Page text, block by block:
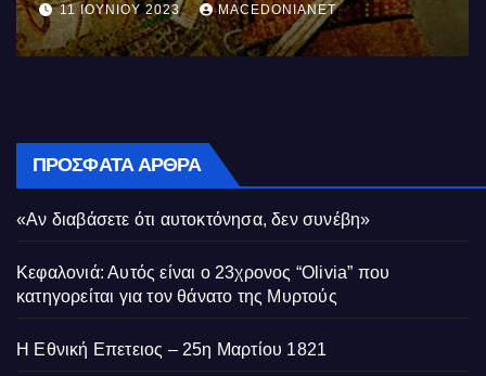
11 ΙΟΥΝΊΟΥ 2023 MACEDONIANET
ΠΡΌΣΦΑΤΑ ΆΡΘΡΑ
«Αν διαβάσετε ότι αυτοκτόνησα, δεν συνέβη»
Κεφαλονιά: Αυτός είναι ο 23χρονος “Olivia” που
κατηγορείται για τον θάνατο της Μυρτούς
Η Εθνική Επετειος – 25η Μαρτίου 1821